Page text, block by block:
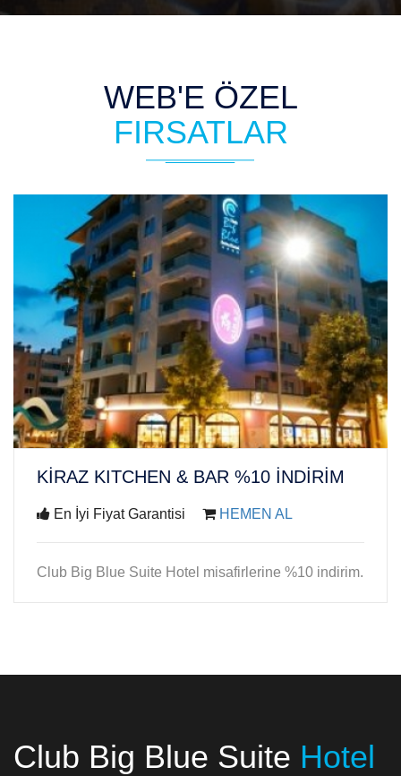
WEB'E ÖZEL
FIRSATLAR
WEB'E
KİRAZ KITCHEN & BAR %10 İNDİRİM
En İyi Fiyat Garantisi HEMEN AL
Club Big Blue Suite Hotel misafirlerine %10 indirim.
Club Big Blue Suite Hotel